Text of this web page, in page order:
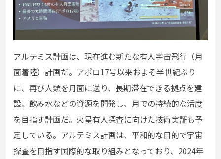
アルテミス計画は、現在進む新たな有人宇宙飛行（月
面着陸）計画だ。アポロ17号以来およそ半世紀ぶり
に、再び人類を月面に送り、長期滞在できる拠点を建
設。飲み水などの資源を開発し、月での持続的な活度
を目指す計画だ。火星有人探査に向けた技術実証も予
定している。アルテミス計画は、平和的な目的で宇宙
探査を目指す国際的な取り組みとなっており、2024年